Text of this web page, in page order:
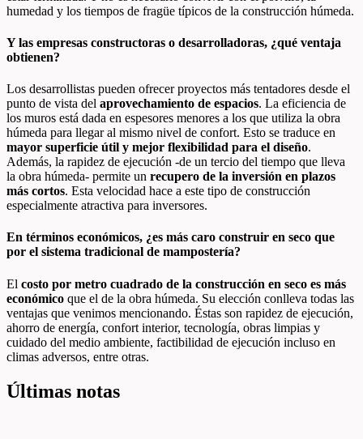
humedad y los tiempos de fragüe típicos de la construcción húmeda.
Y las empresas constructoras o desarrolladoras, ¿qué ventaja
obtienen?
Los desarrollistas pueden ofrecer proyectos más tentadores desde el
punto de vista del aprovechamiento de espacios. La eficiencia de
los muros está dada en espesores menores a los que utiliza la obra
húmeda para llegar al mismo nivel de confort. Esto se traduce en
mayor superficie útil y mejor flexibilidad para el diseño.
Además, la rapidez de ejecución -de un tercio del tiempo que lleva
la obra húmeda- permite un recupero de la inversión en plazos
más cortos. Esta velocidad hace a este tipo de construcción
especialmente atractiva para inversores.
En términos económicos, ¿es más caro construir en seco que
por el sistema tradicional de mampostería?
El costo por metro cuadrado de la construcción en seco es más
económico que el de la obra húmeda. Su elección conlleva todas las
ventajas que venimos mencionando. Éstas son rapidez de ejecución,
ahorro de energía, confort interior, tecnología, obras limpias y
cuidado del medio ambiente, factibilidad de ejecución incluso en
climas adversos, entre otras.
Últimas notas